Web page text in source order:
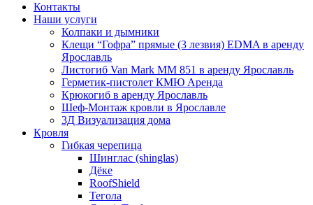
Контакты
Наши услуги
Колпаки и дымники
Клещи “Гофра” прямые (3 лезвия) EDMA в аренду
Ярославль
Листогиб Van Mark MM 851 в аренду Ярославль
Герметик-пистолет КМЮ Аренда
Крюкогиб в аренду Ярославль
Шеф-Монтаж кровли в Ярославле
3Д Визуализация дома
Кровля
Гибкая черепица
Шинглас (shinglas)
Дёке
RoofShield
Тегола